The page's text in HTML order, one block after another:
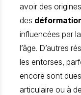
avoir des
des
influencées par
l’âge. D’autres
les entorses,
encore sont
articulaire ou à